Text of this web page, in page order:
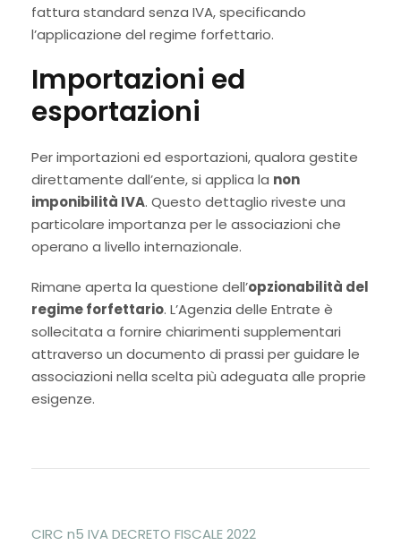
fattura standard senza IVA, specificando
l’applicazione del regime forfettario.
Importazioni ed
esportazioni
Per importazioni ed esportazioni, qualora gestite
direttamente dall’ente, si applica la non
imponibilità IVA. Questo dettaglio riveste una
particolare importanza per le associazioni che
operano a livello internazionale.
Rimane aperta la questione dell’opzionabilità del
regime forfettario. L’Agenzia delle Entrate è
sollecitata a fornire chiarimenti supplementari
attraverso un documento di prassi per guidare le
associazioni nella scelta più adeguata alle proprie
esigenze.
CIRC n5 IVA DECRETO FISCALE 2022